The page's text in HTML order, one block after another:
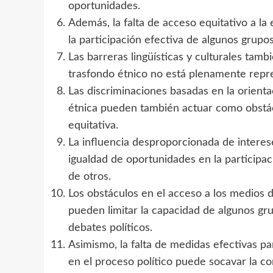
oportunidades.
Además, la falta de acceso equitativo a
la participación efectiva de algunos
Las barreras lingüísticas y culturales
trasfondo étnico no está plenamente
Las discriminaciones basadas en la
étnica pueden también actuar como
equitativa.
La influencia desproporcionada de
igualdad de oportunidades en la
de otros.
Los obstáculos en el acceso a los
pueden limitar la capacidad de algunos
debates políticos.
Asimismo, la falta de medidas efectivas
en el proceso político puede socavar la